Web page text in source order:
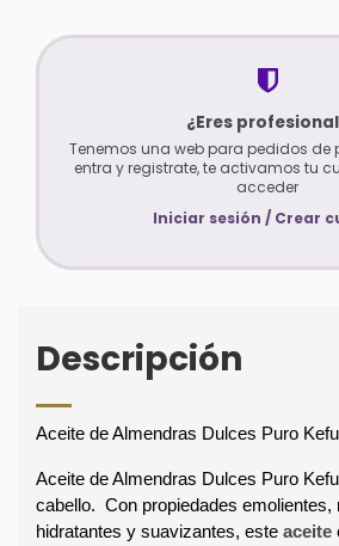
¿Eres
Tenemos una web para pedidos de
entra y registrate, te activamos tu
acceder
Iniciar sesión / Crear
Descripción
Aceite de Almendras Dulces Puro
Aceite de Almendras Dulces Puro
cabello.  Con propiedades emolientes,
hidratantes y suavizantes, este aceite